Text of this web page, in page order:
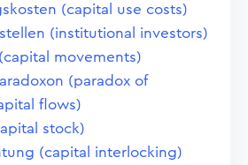
(capital use costs)
(institutional investors)
movements)
(paradox of
flows)
stock)
(capital interlocking)